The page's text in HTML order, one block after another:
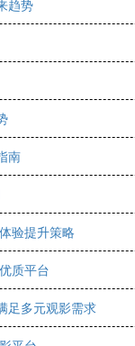
趋势
南
验提升策略
质平台
足多元观影需求